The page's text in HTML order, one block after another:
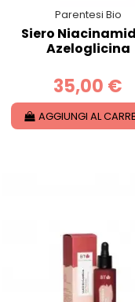
Parentesi Bio
Siero
Azeloglicina
35,00 €
AGGIUNGI AL